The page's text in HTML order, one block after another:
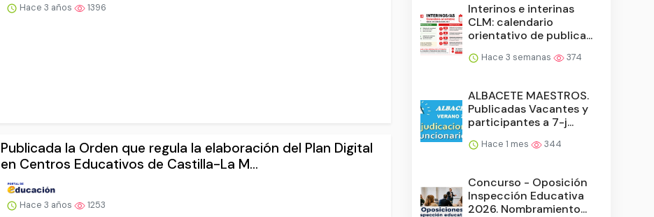
Hace 3 años 1396
Publicada la Orden que regula la elaboración del Plan Digital
en Centros Educativos de Castilla-La M...
Hace 3 años 1253
Interinos e interinas
CLM: calendario
orientativo de publica...
Hace 3 semanas 374
ALBACETE MAESTROS.
Publicadas Vacantes y
participantes a 7-j...
Hace 1 mes 344
Concurso - Oposición
Inspección Educativa
2026. Nombramiento...